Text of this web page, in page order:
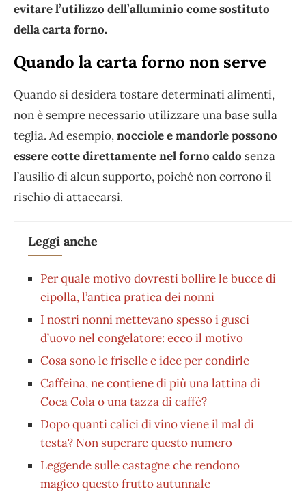
evitare l’utilizzo dell’alluminio come sostituto
della carta forno.
Quando la carta forno non serve
Quando si desidera tostare determinati alimenti,
non è sempre necessario utilizzare una base sulla
teglia. Ad esempio,nocciole e mandorle possono
essere cotte direttamente nel forno caldo senza
l’ausilio di alcun supporto, poiché non corrono il
rischio di attaccarsi.
Leggi anche
Per quale motivo dovresti bollire le bucce di
cipolla, l’antica pratica dei nonni
I nostri nonni mettevano spesso i gusci
d’uovo nel congelatore: ecco il motivo
Cosa sono le friselle e idee per condirle
Caffeina, ne contiene di più una lattina di
Coca Cola o una tazza di caffè?
Dopo quanti calici di vino viene il mal di
testa? Non superare questo numero
Leggende sulle castagne che rendono
magico questo frutto autunnale